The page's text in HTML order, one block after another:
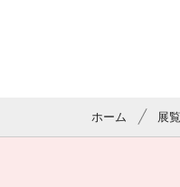
ホーム 展